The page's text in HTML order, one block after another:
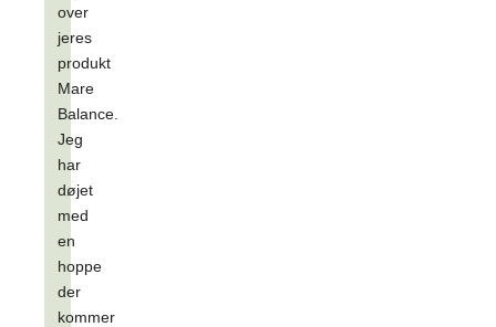
over
jeres
produkt
Mare
Balance.
Jeg
har
døjet
med
en
hoppe
der
kommer